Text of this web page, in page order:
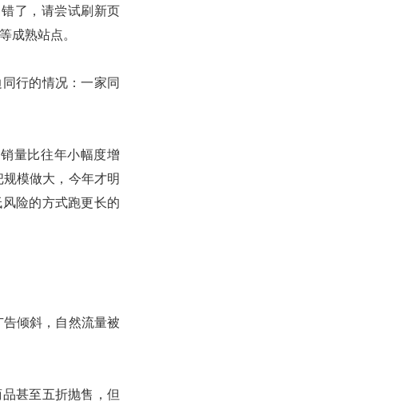
错了，请尝试刷新页
成熟站点。
行的情况：一家同
量比往年小幅度增
规模做大，今年才明
风险的方式跑更长的
倾斜，自然流量被
甚至五折抛售，但